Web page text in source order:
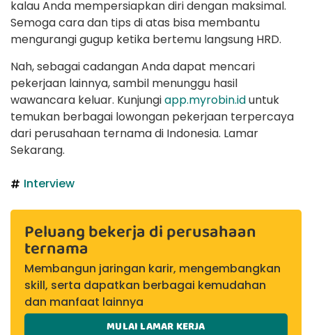
kalau Anda mempersiapkan diri dengan maksimal.
Semoga cara dan tips di atas bisa membantu
mengurangi gugup ketika bertemu langsung HRD.
Nah, sebagai cadangan Anda dapat mencari
pekerjaan lainnya, sambil menunggu hasil
wawancara keluar. Kunjungiapp.myrobin.iduntuk
temukan berbagai lowongan pekerjaan terpercaya
dari perusahaan ternama di Indonesia. Lamar
Sekarang.
Interview
Peluang bekerja di perusahaan
ternama
Membangun jaringan karir, mengembangkan
skill, serta dapatkan berbagai kemudahan
dan manfaat lainnya
MULAI LAMAR KERJA